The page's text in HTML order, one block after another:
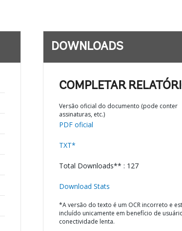
DOWNLOADS
COMPLETAR
Versão oficial do documento (pode conter
assinaturas, etc.)
PDF oficial
TXT*
Total Downloads** : 127
Download Stats
*A versão do texto é um OCR incorreto e
incluído unicamente em benefício de
conectividade lenta.